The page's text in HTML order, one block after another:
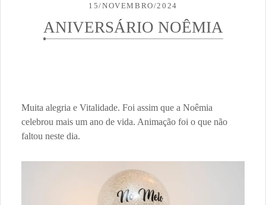
15/NOVEMBRO/2024
ANIVERSÁRIO NOÊMIA
Muita alegria e Vitalidade. Foi assim que a Noêmia
celebrou mais um ano de vida. Animação foi o que não
faltou neste dia.